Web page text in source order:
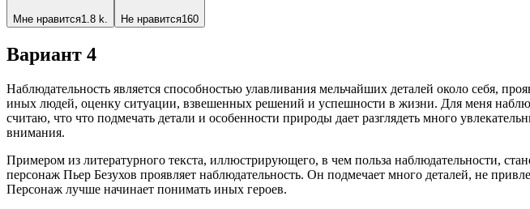
Мне нравится1.8 k. Не нравится160
Вариант 4
Наблюдательность является способностью улавливания мельчайших деталей около себя,
иных людей, оценку ситуации, взвешенных решений и успешности в жизни. Для меня
считаю, что что подмечать детали и особенности природы дает разглядеть много
внимания.
Примером из литературного текста, иллюстрирующего, в чем польза наблюдательности,
персонаж Пьер Безухов проявляет наблюдательность. Он подмечает много деталей, не
Персонаж лучше начинает понимать иных героев.